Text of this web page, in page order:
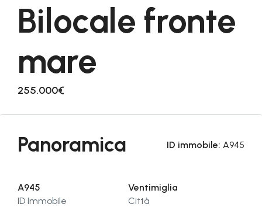
Bilocale fronte
mare
255.000€
Panoramica ID immobile: A945
A945
ID Immobile
Ventimiglia
Città